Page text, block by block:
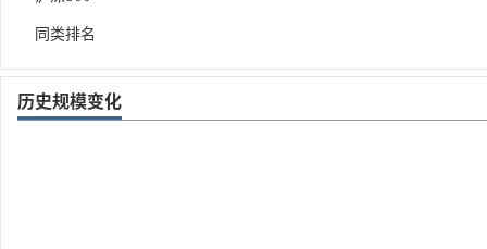
同类排名
历史规模变化